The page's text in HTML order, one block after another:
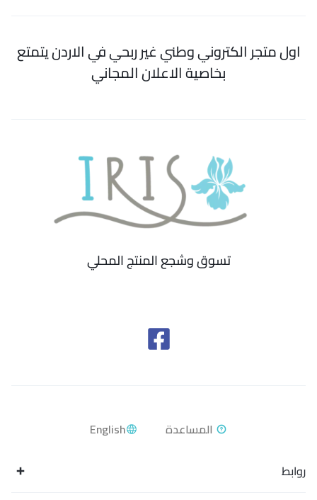
اول متجر الكتروني وطني غير ربحي في الاردن يتمتع
بخاصية الاعلان المجاني
تسوق وشجع المنتج المحلي
English
روابط